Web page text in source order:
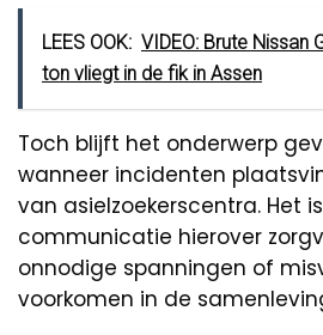
LEES OOK: VIDEO: Brute Nissan
ton vliegt in de fik in Assen
Toch blijft het onderwerp
wanneer incidenten
van asielzoekerscentra. Het
communicatie hierover
onnodige spanningen of
voorkomen in de